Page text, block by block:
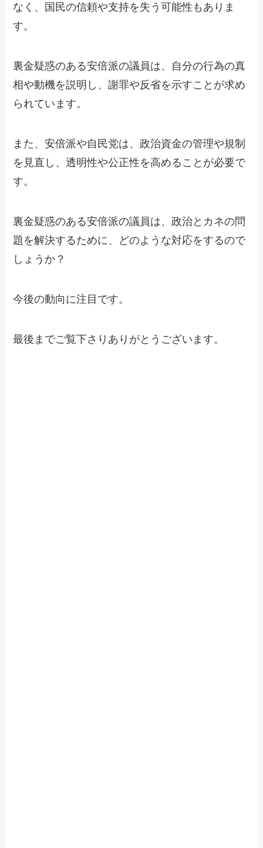
なく、国民の信頼や支持を失う可能性もありま
す。
裏金疑惑のある安倍派の議員は、自分の行為の真
相や動機を説明し、謝罪や反省を示すことが求め
られています。
また、安倍派や自民党は、政治資金の管理や規制
を見直し、透明性や公正性を高めることが必要で
す。
裏金疑惑のある安倍派の議員は、政治とカネの問
題を解決するために、どのような対応をするので
しょうか？
今後の動向に注目です。
最後までご覧下さりありがとうございます。